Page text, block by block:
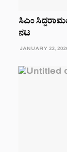
ಸಿಎಂ
ನಟ
JANUARY 22,